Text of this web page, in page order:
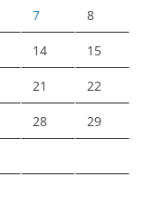
7 8
14 15
21 22
28 29